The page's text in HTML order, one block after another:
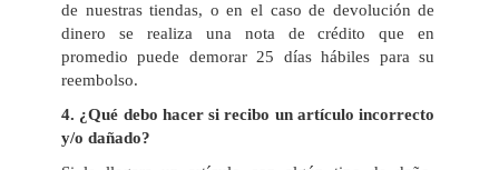
de nuestras tiendas, o en el caso de devolución de
dinero se realiza una nota de crédito que en
promedio puede demorar 25 días hábiles para su
reembolso.
4. ¿Qué debo hacer si recibo un artículo incorrecto
y/o dañado?